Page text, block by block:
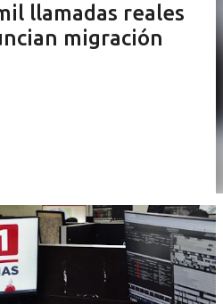
llamadas reales
migración